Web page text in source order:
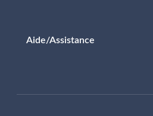
Aide/Assistance